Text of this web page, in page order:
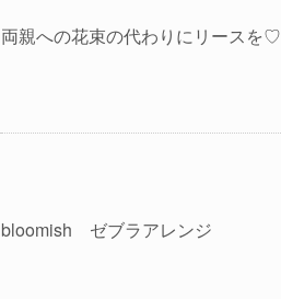
両親への花束の代わりにリースを♡
bloomish ゼブラアレンジ